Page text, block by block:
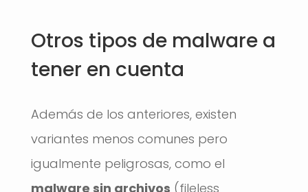
Otros tipos de malware a
tener en cuenta
Además de los anteriores, existen
variantes menos comunes pero
igualmente peligrosas, como el
malware sin archivos (fileless